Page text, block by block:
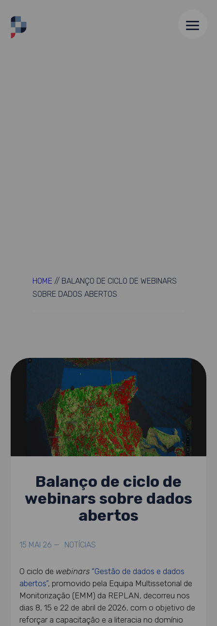
HOME // BALANÇO DE CICLO DE WEBINARS
SOBRE DADOS ABERTOS
Balanço de ciclo de
webinars sobre dados
abertos
15 MAI 26 — NOTÍCIAS
O ciclo de webinars “Gestão de dados e dados
abertos”, promovido pela Equipa Multissetorial de
Monitorização (EMM) da REPLAN, decorreu nos
dias 8, 15 e 22 de abril de 2026, com o objetivo de
reforçar a capacitação e a literacia no domínio